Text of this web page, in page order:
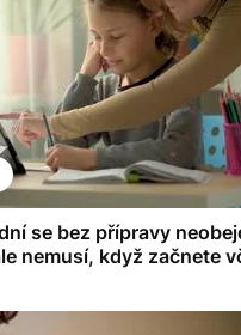
se bez přípravy
nemusí, když začnete